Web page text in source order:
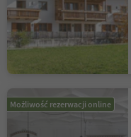
Możliwość rezerwacji online